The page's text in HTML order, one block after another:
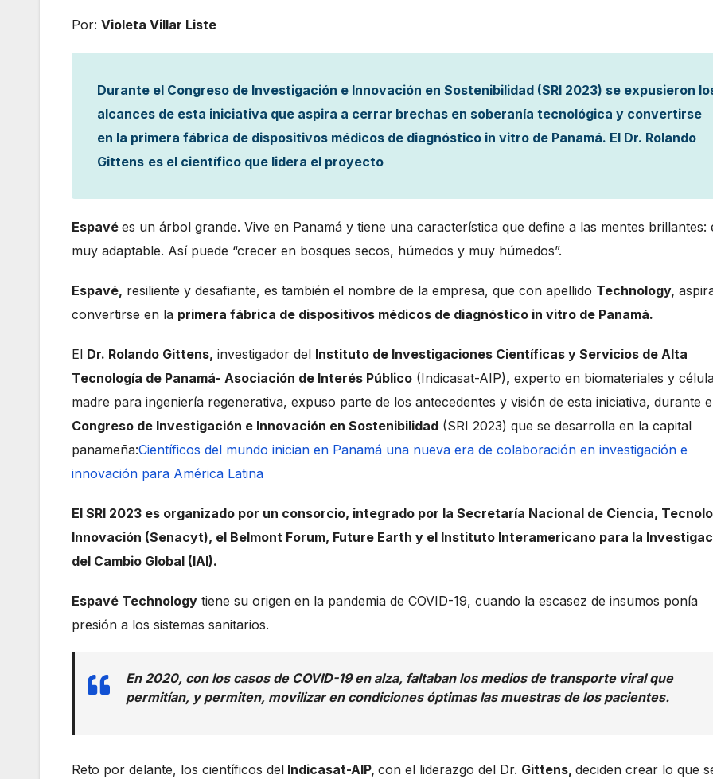
Por: Violeta Villar Liste
Durante el Congreso de Investigación e Innovación en Sostenibilidad (SRI 2023) se expusieron
alcances de esta iniciativa que aspira a cerrar brechas en soberanía tecnológica y convertirse
en la primera fábrica de dispositivos médicos de diagnóstico in vitro de Panamá. El Dr. Rolando
Gittens es el científico que lidera el proyecto
Espavé es un árbol grande. Vive en Panamá y tiene una característica que define a las mentes brillantes:
muy adaptable. Así puede “crecer en bosques secos, húmedos y muy húmedos”.
Espavé, resiliente y desafiante, es también el nombre de la empresa, que con apellido Technology,
convertirse en la primera fábrica de dispositivos médicos de diagnóstico in vitro de Panamá.
El Dr. Rolando Gittens, investigador del Instituto de Investigaciones Científicas y Servicios de Alta
Tecnología de Panamá- Asociación de Interés Público (Indicasat-AIP), experto en biomateriales y
madre para ingeniería regenerativa, expuso parte de los antecedentes y visión de esta iniciativa, durante
Congreso de Investigación e Innovación en Sostenibilidad (SRI 2023) que se desarrolla en la capital
panameña:Científicos del mundo inician en Panamá una nueva era de colaboración en investigación e
innovación para América Latina
El SRI 2023 es organizado por un consorcio, integrado por la Secretaría Nacional de Ciencia,
Innovación (Senacyt), el Belmont Forum, Future Earth y el Instituto Interamericano para la
del Cambio Global (IAI).
Espavé Technology tiene su origen en la pandemia de COVID-19, cuando la escasez de insumos ponía
presión a los sistemas sanitarios.
En 2020, con los casos de COVID-19 en alza, faltaban los medios de transporte viral que
permitían, y permiten, movilizar en condiciones óptimas las muestras de los pacientes.
Reto por delante, los científicos del Indicasat-AIP, con el liderazgo del Dr. Gittens, deciden crear lo que